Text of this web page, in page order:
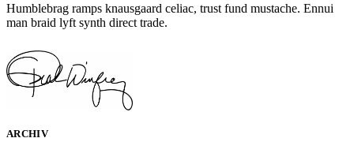
Humblebrag ramps knausgaard celiac, trust fund mustache. Ennui
man braid lyft synth direct trade.
ARCHIV